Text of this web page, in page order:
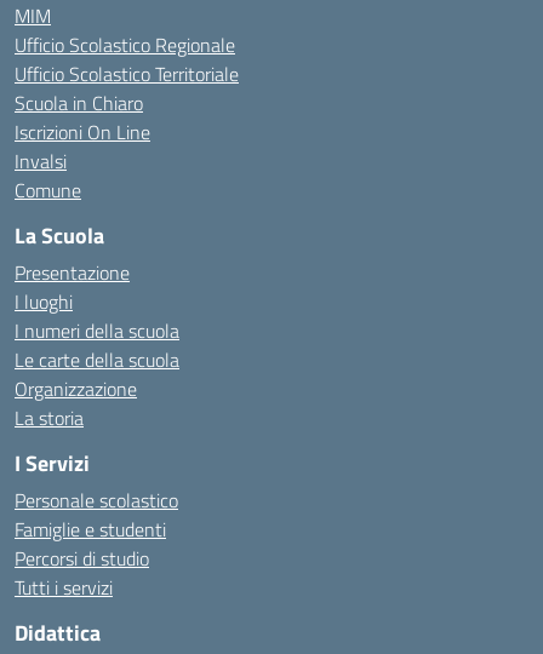
MIM
Ufficio Scolastico Regionale
Ufficio Scolastico Territoriale
Scuola in Chiaro
Iscrizioni On Line
Invalsi
Comune
La Scuola
Presentazione
I luoghi
I numeri della scuola
Le carte della scuola
Organizzazione
La storia
I Servizi
Personale scolastico
Famiglie e studenti
Percorsi di studio
Tutti i servizi
Didattica